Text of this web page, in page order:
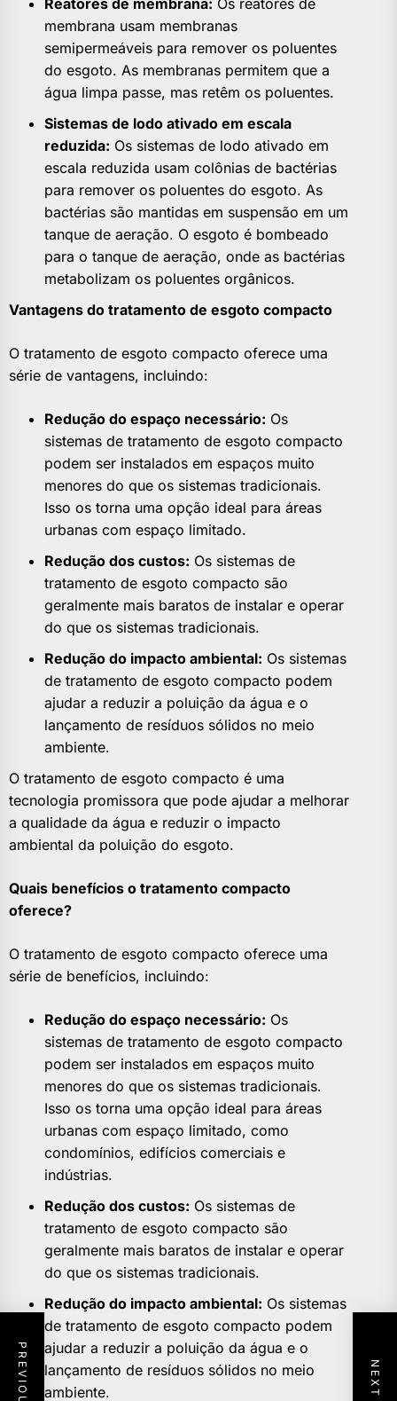
membrana usam membranas
semipermeáveis para remover os poluentes
do esgoto. As membranas permitem que a
água limpa passe, mas retêm os poluentes.
Sistemas de lodo ativado em escala
reduzida: Os sistemas de lodo ativado em
escala reduzida usam colônias de bactérias
para remover os poluentes do esgoto. As
bactérias são mantidas em suspensão em um
tanque de aeração. O esgoto é bombeado
para o tanque de aeração, onde as bactérias
metabolizam os poluentes orgânicos.
Vantagens do tratamento de esgoto compacto
O tratamento de esgoto compacto oferece uma
série de vantagens, incluindo:
Redução do espaço necessário: Os
sistemas de tratamento de esgoto compacto
podem ser instalados em espaços muito
menores do que os sistemas tradicionais.
Isso os torna uma opção ideal para áreas
urbanas com espaço limitado.
Redução dos custos: Os sistemas de
tratamento de esgoto compacto são
geralmente mais baratos de instalar e operar
do que os sistemas tradicionais.
Redução do impacto ambiental: Os sistemas
de tratamento de esgoto compacto podem
ajudar a reduzir a poluição da água e o
lançamento de resíduos sólidos no meio
ambiente.
O tratamento de esgoto compacto é uma
tecnologia promissora que pode ajudar a melhorar
a qualidade da água e reduzir o impacto
ambiental da poluição do esgoto.
Quais benefícios o tratamento compacto
oferece?
O tratamento de esgoto compacto oferece uma
série de benefícios, incluindo:
Redução do espaço necessário: Os
sistemas de tratamento de esgoto compacto
podem ser instalados em espaços muito
menores do que os sistemas tradicionais.
Isso os torna uma opção ideal para áreas
urbanas com espaço limitado, como
condomínios, edifícios comerciais e
indústrias.
Redução dos custos: Os sistemas de
tratamento de esgoto compacto são
geralmente mais baratos de instalar e operar
do que os sistemas tradicionais.
Redução do impacto ambiental: Os sistemas
de tratamento de esgoto compacto podem
ajudar a reduzir a poluição da água e o
lançamento de resíduos sólidos no meio
ambiente.